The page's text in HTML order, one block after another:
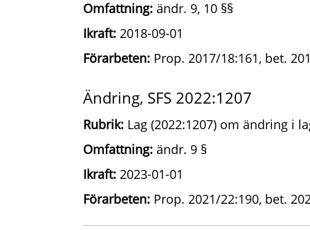
Omfattning: ändr. 9, 10 §§
Ikraft: 2018-09-01
Förarbeten: Prop. 2017/18:161, bet.
Ändring, SFS 2022:1207
Rubrik: Lag (2022:1207) om ändring i
Omfattning: ändr. 9 §
Ikraft: 2023-01-01
Förarbeten: Prop. 2021/22:190, bet.